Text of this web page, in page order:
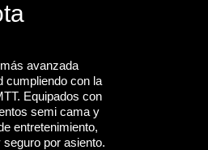
avanzada
cumpliendo con la
Equipados con
semi cama y
entretenimiento,
por asiento.